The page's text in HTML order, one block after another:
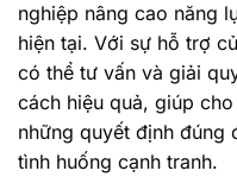
nghiệp nâng cao năng
hiện tại. Với sự hỗ trợ
có thể tư vấn và giải
cách hiệu quả, giúp
những quyết định đúng
tình huống cạnh tranh.